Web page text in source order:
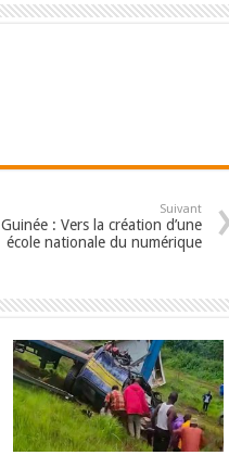
Suivant
Guinée : Vers la création d’une
école nationale du numérique